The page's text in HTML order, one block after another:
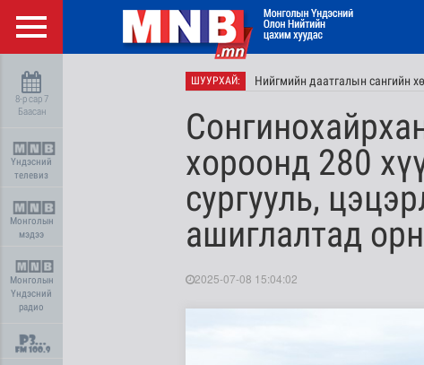
8-р сар 7
Баасан
Үндэсний
телевиз
Монголын
мэдээ
Монголын
Үндэсний
радио
ШУУРХАЙ: Нийгмийн даатгалын сангийн
хороонд 280
сургууль,
ашиглалтад
2025-07-08 15:04:02